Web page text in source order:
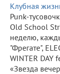
Клубная
Punk-
Old School
неделю,
"Фрегате",
WINTER DAY
«Звезда